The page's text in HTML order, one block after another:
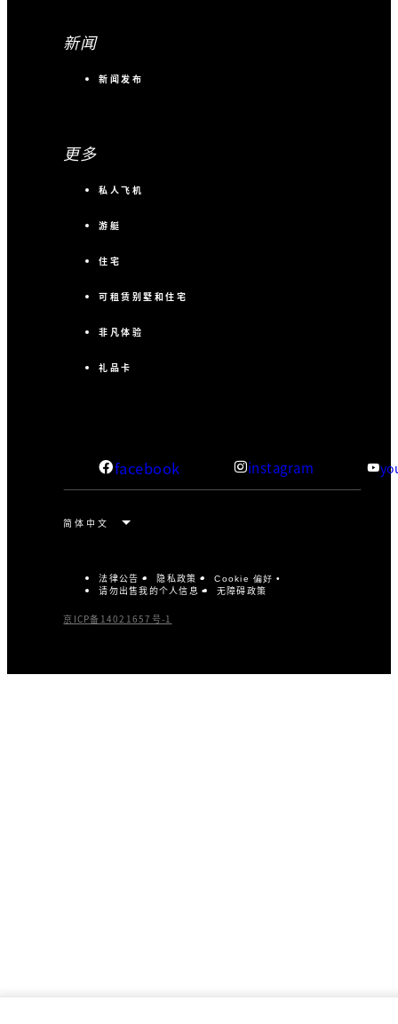
新闻
新闻发布
更多
私人飞机
游艇
住宅
可租赁别墅和住宅
非凡体验
礼品卡
facebook instagram
法律公告 隐私政策 Cookie 偏好
请勿出售我的个人信息 无障碍政策
京ICP备14021657号-1